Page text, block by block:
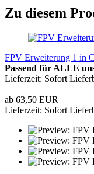
Zu diesem
FPV Erweiterung 1 in
Passend für ALLE
Lieferzeit: Sofort
ab 63,50 EUR
Lieferzeit: Sofort